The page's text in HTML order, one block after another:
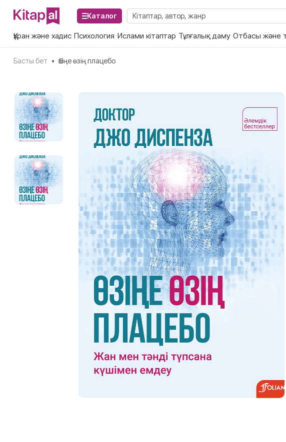
Каталог
Құран және хадис Психология Ислами кітаптар Тұлғалық даму Отбасы және
Басты бет • Өзіңе өзің плацебо